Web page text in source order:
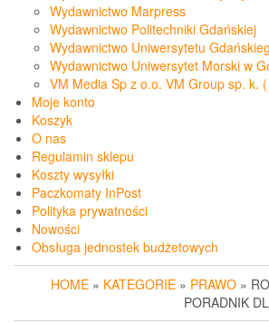
Wydawnictwo Marpress
Wydawnictwo Politechniki Gdańskiej
Wydawnictwo Uniwersytetu
Wydawnictwo Uniwersytet Morski w
VM Media Sp z o.o. VM Group sp. k.
Moje konto
Koszyk
O nas
Regulamin sklepu
Koszty wysyłki
Paczkomaty InPost
Polityka prywatności
Nowości
Obsługa jednostek budżetowych
HOME » KATEGORIE » PRAWO »
PORADNIK